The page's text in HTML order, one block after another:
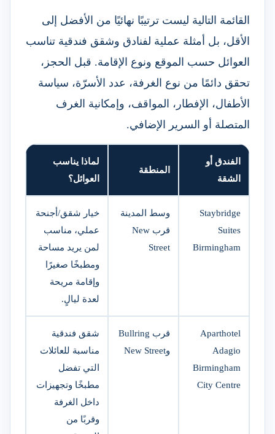
القائمة التالية ليست ترتيبًا نهائيًا من الأفضل إلى
الأقل، بل أمثلة عملية لفنادق وشقق فندقية تناسب
العوائل حسب الموقع ونوع الإقامة. قبل الحجز،
تحقق دائمًا من نوع الغرفة، عدد الأسرّة، سياسة
الأطفال، الإفطار، المواقف، وإمكانية الغرف
المتصلة أو السرير الإضافي.
الفندق أو
الشقة
المنطقة
لماذا يناسب
العوائل؟
Staybridge
Suites
Birmingham
وسط المدينة
قرب New
Street
خيار شقق/أجنحة
عملي، مناسب
لمن يريد مساحة
ومطبخًا صغيرًا
وإقامة مريحة
لعدة ليالٍ.
Aparthotel
Adagio
Birmingham
City Centre
قرب Bullring
وNew Street
شقق فندقية
مناسبة للعائلات
التي تفضل
مطبخًا وتجهيزات
داخل الغرفة
وقربًا من